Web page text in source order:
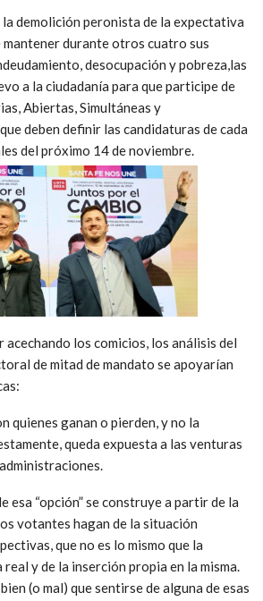
la demolición peronista de la expectativa
durante otros cuatro sus
desocupación y pobreza,las
a la ciudadanía para que participe de
Abiertas, Simultáneas y
deben definir las candidaturas de cada
del próximo 14 de noviembre.
acechando los comicios, los análisis del
de mitad de mandato se apoyarían
quienes ganan o pierden, y no la
queda expuesta a las venturas
“opción” se construye a partir de la
votantes hagan de la situación
que no es lo mismo que la
y de la inserción propia en la misma.
(o mal) que sentirse de alguna de esas